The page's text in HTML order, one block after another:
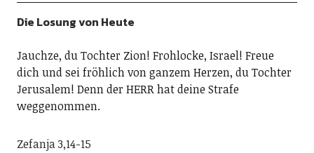
Die Losung von Heute
Jauchze, du Tochter Zion! Frohlocke, Israel! Freue
dich und sei fröhlich von ganzem Herzen, du Tochter
Jerusalem! Denn der HERR hat deine Strafe
weggenommen.
Zefanja 3,14-15